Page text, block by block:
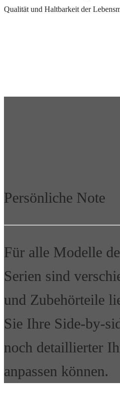
Qualität und Haltbarkeit der
Persönliche Note
Für alle Modelle
Serien sind
und Zubehörteile
Sie Ihre Side-by-
noch detaillierter
anpassen können.